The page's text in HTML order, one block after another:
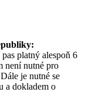
platný alespoň 6
není nutné pro
je nutné se
a dokladem o